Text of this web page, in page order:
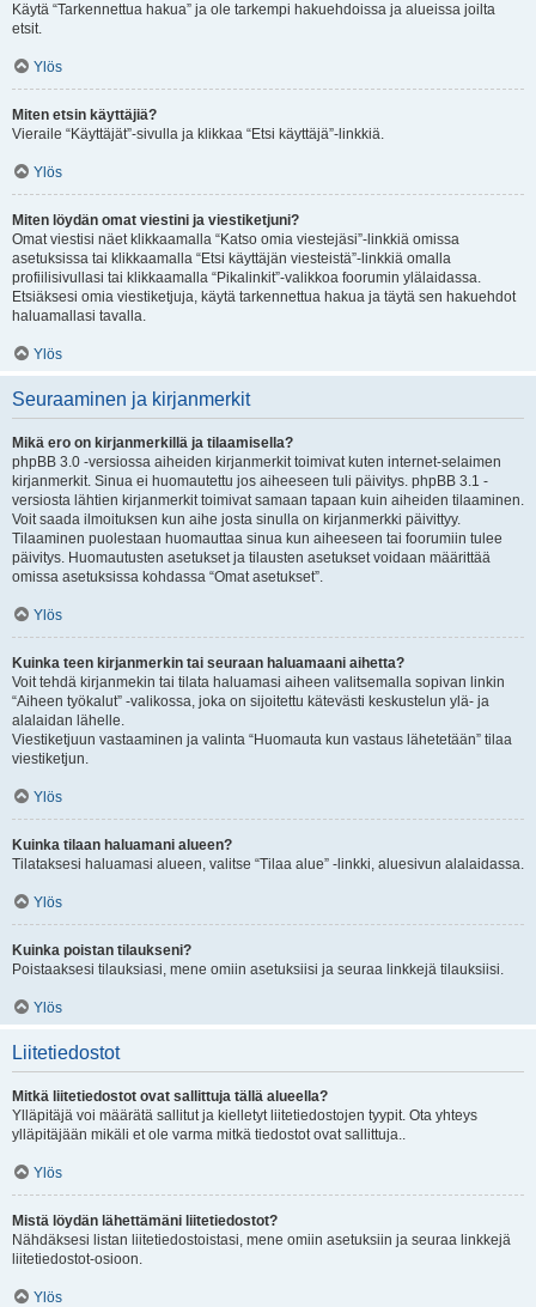
Käytä “Tarkennettua hakua” ja ole tarkempi hakuehdoissa ja alueissa joilta
etsit.
Ylös
Miten etsin käyttäjiä?
Vieraile “Käyttäjät”-sivulla ja klikkaa “Etsi käyttäjä”-linkkiä.
Ylös
Miten löydän omat viestini ja viestiketjuni?
Omat viestisi näet klikkaamalla “Katso omia viestejäsi”-linkkiä omissa
asetuksissa tai klikkaamalla “Etsi käyttäjän viesteistä”-linkkiä omalla
profiilisivullasi tai klikkaamalla “Pikalinkit”-valikkoa foorumin ylälaidassa.
Etsiäksesi omia viestiketjuja, käytä tarkennettua hakua ja täytä sen hakuehdot
haluamallasi tavalla.
Ylös
Seuraaminen ja kirjanmerkit
Mikä ero on kirjanmerkillä ja tilaamisella?
phpBB 3.0 -versiossa aiheiden kirjanmerkit toimivat kuten internet-selaimen
kirjanmerkit. Sinua ei huomautettu jos aiheeseen tuli päivitys. phpBB 3.1 -
versiosta lähtien kirjanmerkit toimivat samaan tapaan kuin aiheiden tilaaminen.
Voit saada ilmoituksen kun aihe josta sinulla on kirjanmerkki päivittyy.
Tilaaminen puolestaan huomauttaa sinua kun aiheeseen tai foorumiin tulee
päivitys. Huomautusten asetukset ja tilausten asetukset voidaan määrittää
omissa asetuksissa kohdassa “Omat asetukset”.
Ylös
Kuinka teen kirjanmerkin tai seuraan haluamaani aihetta?
Voit tehdä kirjanmekin tai tilata haluamasi aiheen valitsemalla sopivan linkin
“Aiheen työkalut” -valikossa, joka on sijoitettu kätevästi keskustelun ylä- ja
alalaidan lähelle.
Viestiketjuun vastaaminen ja valinta “Huomauta kun vastaus lähetetään” tilaa
viestiketjun.
Ylös
Kuinka tilaan haluamani alueen?
Tilataksesi haluamasi alueen, valitse “Tilaa alue” -linkki, aluesivun alalaidassa.
Ylös
Kuinka poistan tilaukseni?
Poistaaksesi tilauksiasi, mene omiin asetuksiisi ja seuraa linkkejä tilauksiisi.
Ylös
Liitetiedostot
Mitkä liitetiedostot ovat sallittuja tällä alueella?
Ylläpitäjä voi määrätä sallitut ja kielletyt liitetiedostojen tyypit. Ota yhteys
ylläpitäjään mikäli et ole varma mitkä tiedostot ovat sallittuja..
Ylös
Mistä löydän lähettämäni liitetiedostot?
Nähdäksesi listan liitetiedostoistasi, mene omiin asetuksiin ja seuraa linkkejä
liitetiedostot-osioon.
Ylös